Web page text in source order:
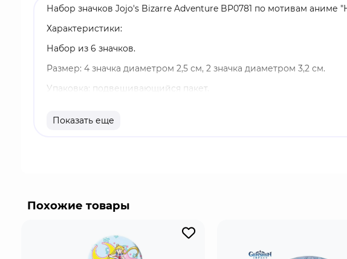
Набор значков Jojo's Bizarre Adventure BP0781 по мотивам
Характеристики:
Набор из 6 значков.
Размер: 4 значка диаметром 2,5 см, 2 значка диаметром 3,2 см.
Упаковка: подвешивающийся пакет.
Бренд: ABYstyle.
Показать еще
Похожие товары